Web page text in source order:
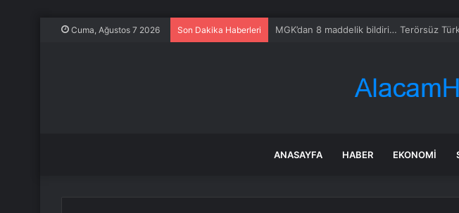
Cuma, Ağustos 7 2026 Son Dakika Haberleri Özel’den milletvekillerine ilk uyarı:
ANASAYFA HABER EKONOMI